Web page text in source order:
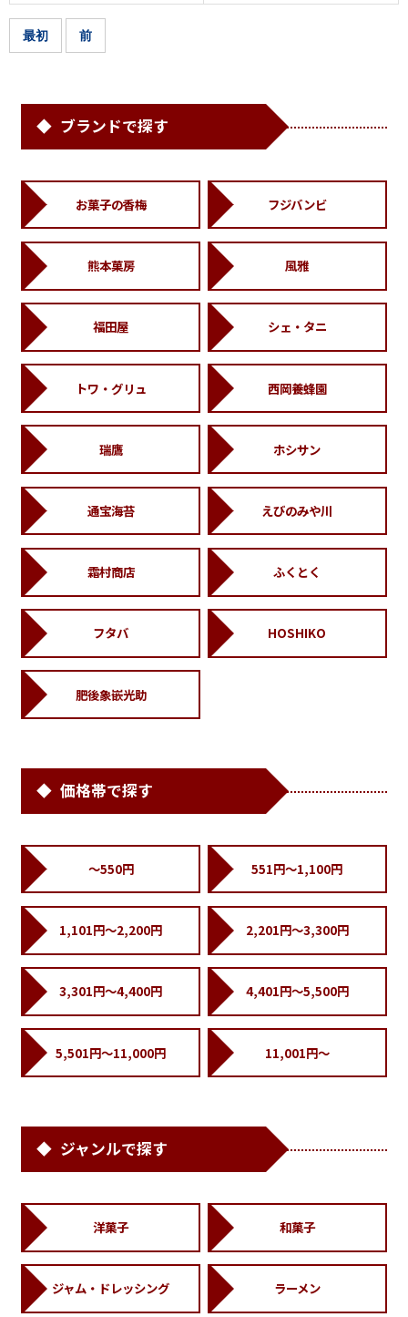
最初 前
ブランドで探す
お菓子の香梅 フジバンビ
熊本菓房 風雅
福田屋 シェ・タニ
トワ・グリュ 西岡養蜂園
瑞鷹 ホシサン
通宝海苔 えびのみや川
霜村商店 ふくとく
フタバ HOSHIKO
肥後象嵌光助
価格帯で探す
～550円 551円～1,100円
1,101円～2,200円 2,201円～3,300円
3,301円～4,400円 4,401円～5,500円
5,501円～11,000円 11,001円～
ジャンルで探す
洋菓子 和菓子
ジャム・ドレッシング ラーメン